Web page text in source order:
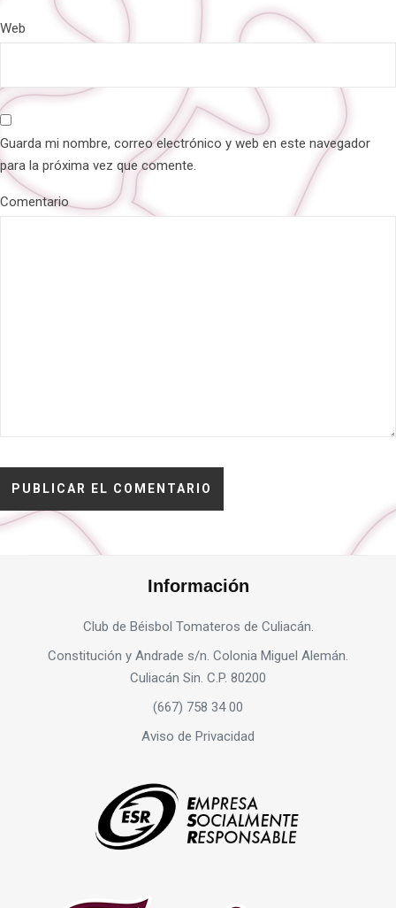
Web
Guarda mi nombre, correo electrónico y web en este navegador
para la próxima vez que comente.
Comentario
Información
Club de Béisbol Tomateros de Culiacán.
Constitución y Andrade s/n. Colonia Miguel Alemán.
Culiacán Sin. C.P. 80200
(667) 758 34 00
Aviso de Privacidad